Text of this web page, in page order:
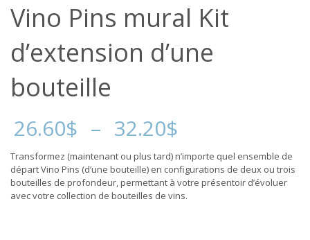
Vino Pins mural Kit
d’extension d’une
bouteille
26.60$ – 32.20$
prix :
26.60$
à
32.20$
Transformez (maintenant ou plus tard) n’importe quel ensemble de
départ Vino Pins (d’une bouteille) en configurations de deux ou trois
bouteilles de profondeur, permettant à votre présentoir d’évoluer
avec votre collection de bouteilles de vins.